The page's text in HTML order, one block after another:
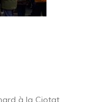
à la Ciotat